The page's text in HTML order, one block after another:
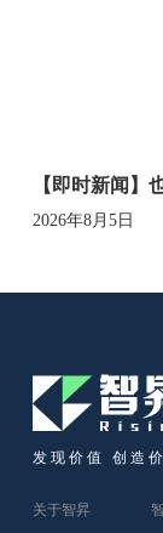
【即时新闻】
2026年8月5日
发现价值 创造
关于智昇